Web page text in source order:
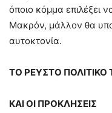
όποιο κόμμα επιλέξει
Μακρόν, μάλλον θα
αυτοκτονία.
ΤΟ ΡΕΥΣΤΟ ΠΟΛΙΤΙΚΟ
ΚΑΙ ΟΙ ΠΡΟΚΛΗΣΕΙΣ